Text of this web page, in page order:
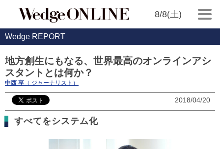
8/8(土)
Wedge REPORT
地方創生にもなる、世界最高のオンラインアシ
スタントとは何か？
中西 享 （ ジャーナリスト）
2018/04/20
すべてをシステム化